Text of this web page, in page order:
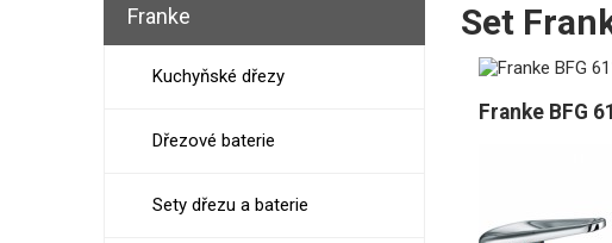
Set
Franke BFG
Franke
Kuchyňské dřezy
Dřezové baterie
Sety dřezu a baterie